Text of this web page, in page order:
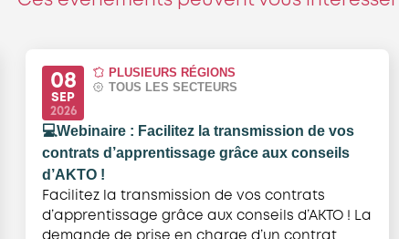
08
SEP
2026
PLUSIEURS RÉGIONS
TOUS LES SECTEURS
💻Webinaire : Facilitez la transmission de vos
contrats d’apprentissage grâce aux conseils
d’AKTO !
Facilitez la transmission de vos contrats
d’apprentissage grâce aux conseils d’AKTO ! La
demande de prise en charge d’un contrat